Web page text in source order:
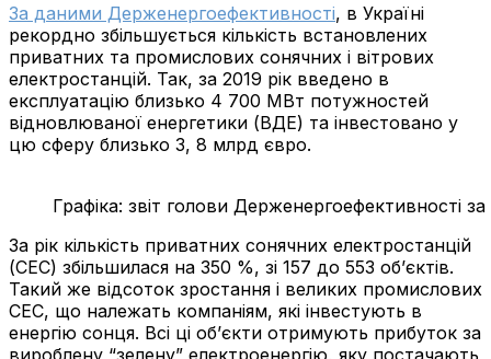
За даними Держенергоефективності, в Україні
рекордно збільшується кількість встановлених
приватних та промислових сонячних і вітрових
електростанцій. Так, за 2019 рік введено в
експлуатацію близько 4 700 МВт потужностей
відновлюваної енергетики (ВДЕ) та інвестовано у
цю сферу близько 3, 8 млрд євро.
Графіка: звіт голови Держенергоефективності за
За рік кількість приватних сонячних електростанцій
(СЕС) збільшилася на 350 %, зі 157 до 553 об’єктів.
Такий же відсоток зростання і великих промислових
СЕС, що належать компаніям, які інвестують в
енергію сонця. Всі ці об’єкти отримують прибуток за
вироблену “зелену” електроенергію, яку постачають